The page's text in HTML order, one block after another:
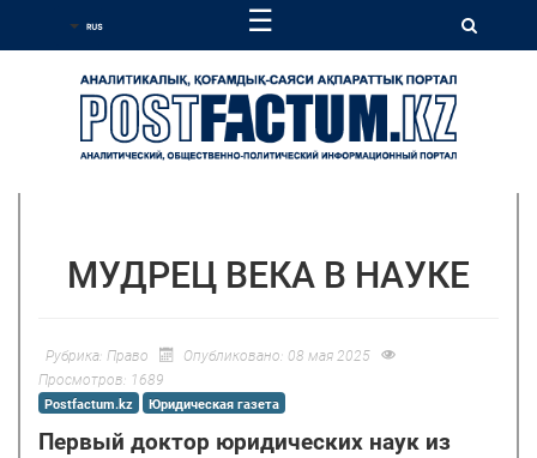
☰
МУДРЕЦ ВЕКА В НАУКЕ
Рубрика: Право
Опубликовано: 08 мая 2025
Просмотров: 1689
Postfactum.kz Юридическая газета
Первый доктор юридических наук из